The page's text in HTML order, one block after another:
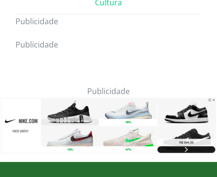
Cultura
Publicidade
Publicidade
Publicidade